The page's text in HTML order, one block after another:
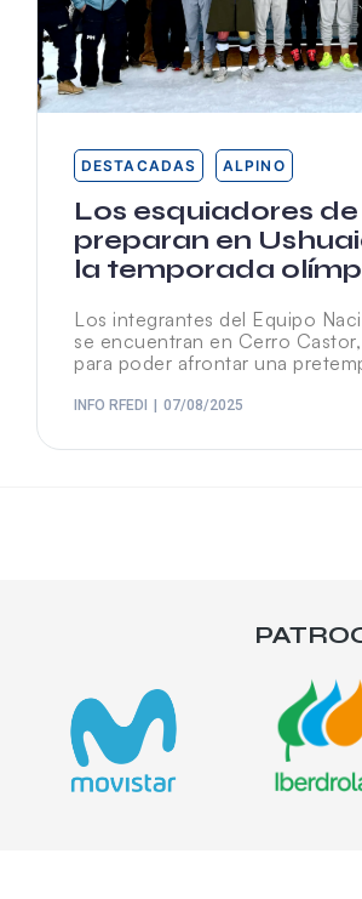
DESTACADAS ALPINO
Los esquiadores
preparan en
la temporada
Los integrantes del Equipo
se encuentran en Cerro
para poder afrontar una
INFO RFEDI 07/08/2025